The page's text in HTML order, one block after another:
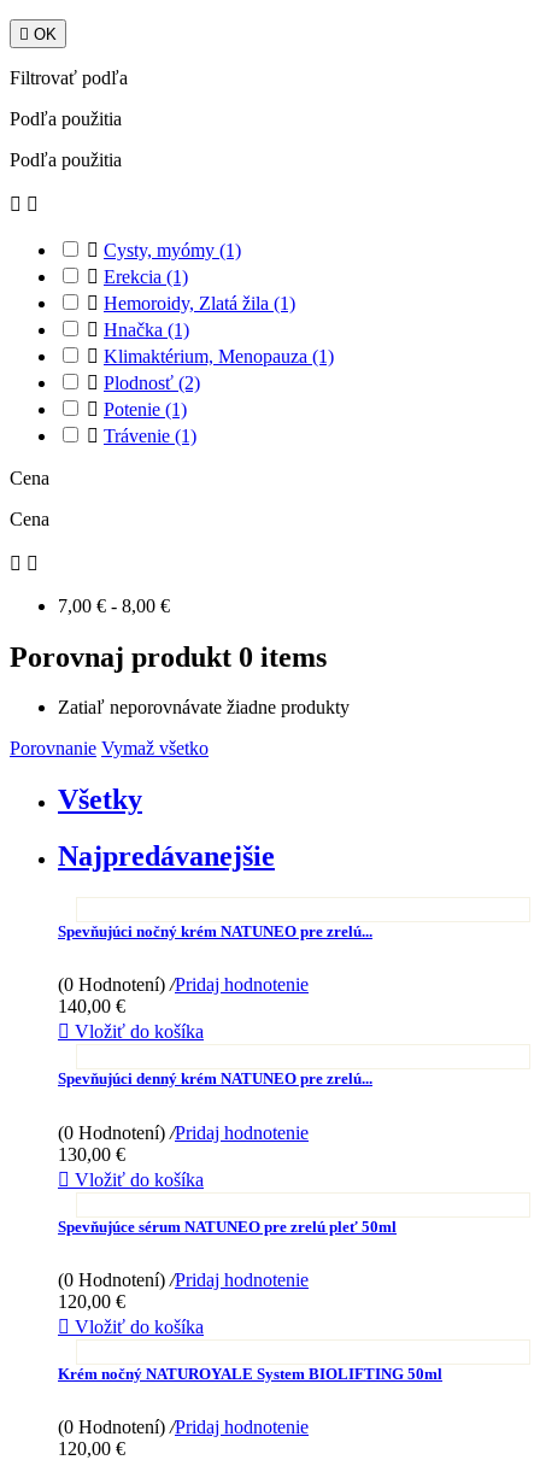
 OK
Filtrovať podľa
Podľa použitia
Podľa použitia
 
 Cysty, myómy (1)
 Erekcia (1)
 Hemoroidy, Zlatá žila (1)
 Hnačka (1)
 Klimaktérium, Menopauza (1)
 Plodnosť (2)
 Potenie (1)
 Trávenie (1)
Cena
Cena
 
7,00 € - 8,00 €
Porovnaj produkt 0 items
Zatiaľ neporovnávate žiadne produkty
Porovnanie Vymaž všetko
Všetky
Najpredávanejšie
Spevňujúci nočný krém NATUNEO pre zrelú...
(0 Hodnotení) /Pridaj hodnotenie
140,00 €
 Vložiť do košíka
Spevňujúci denný krém NATUNEO pre zrelú...
(0 Hodnotení) /Pridaj hodnotenie
130,00 €
 Vložiť do košíka
Spevňujúce sérum NATUNEO pre zrelú pleť 50ml
(0 Hodnotení) /Pridaj hodnotenie
120,00 €
 Vložiť do košíka
Krém nočný NATUROYALE System BIOLIFTING 50ml
(0 Hodnotení) /Pridaj hodnotenie
120,00 €